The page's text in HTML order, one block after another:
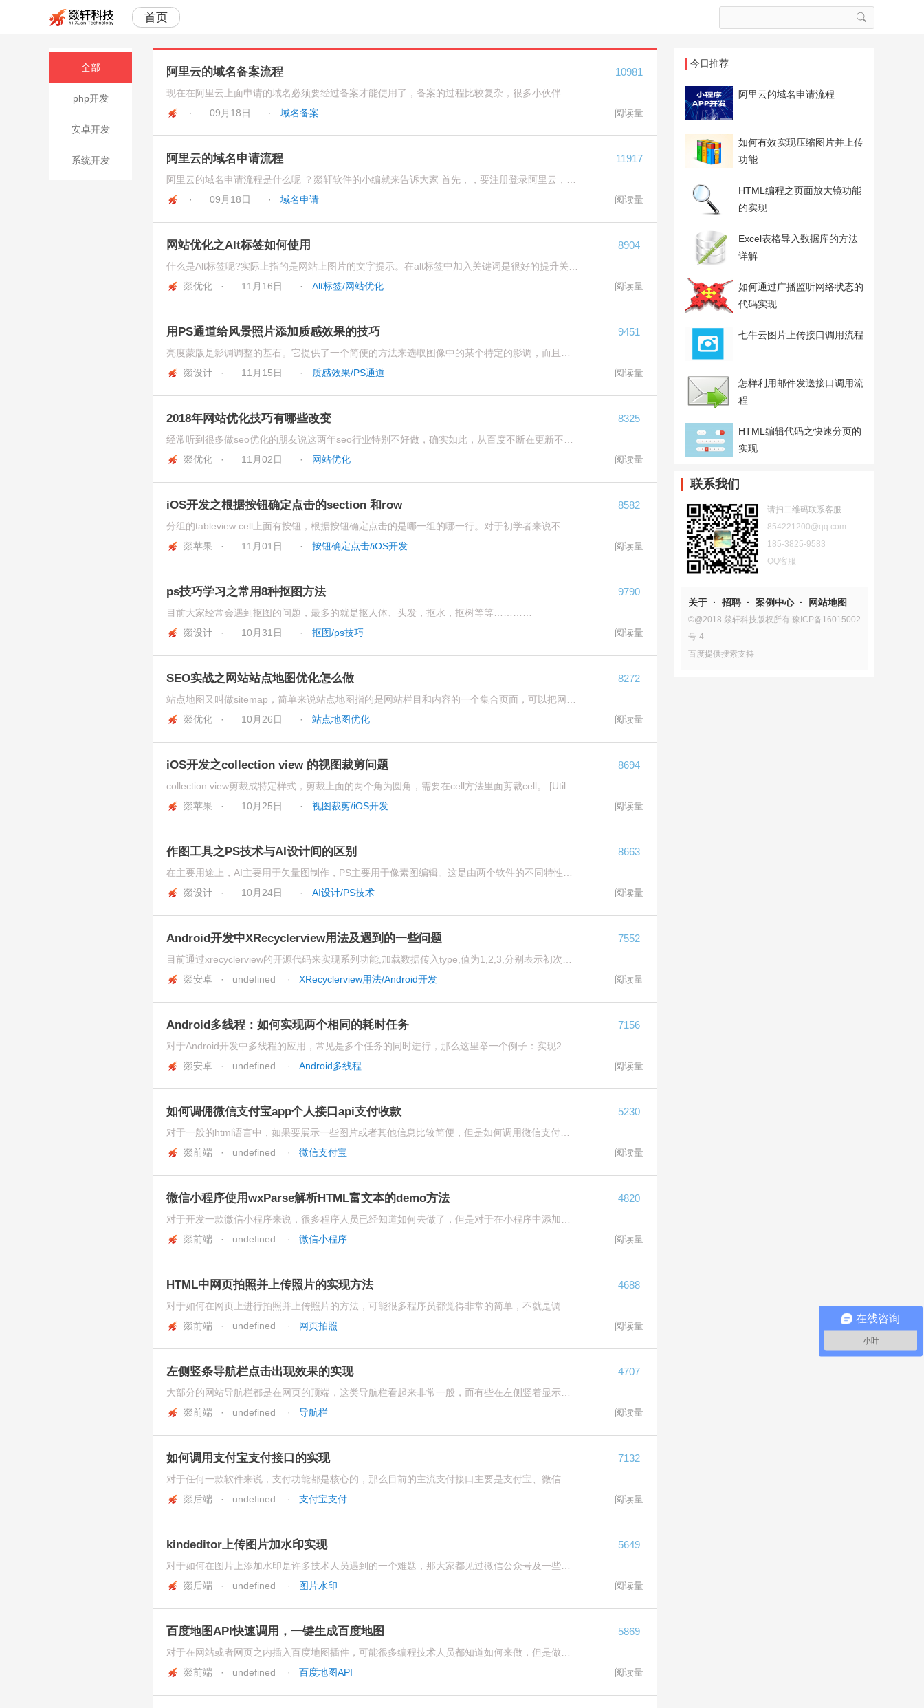
首页
全部
php开发
安卓开发
系统开发
阿里云的域名备案流程
·
09月18日 · 域名备案
10981
阅读量
阿里云的域名申请流程
·
09月18日 · 域名申请
11917
阅读量
网站优化之Alt标签如何使用
燚优化 ·
11月16日 · Alt标签/网站优化
8904
阅读量
用PS通道给风景照片添加质感效果的技巧
燚设计 ·
11月15日 · 质感效果/PS通道
9451
阅读量
2018年网站优化技巧有哪些改变
燚优化 ·
11月02日 · 网站优化
8325
阅读量
iOS开发之根据按钮确定点击的section 和row
燚苹果 ·
11月01日 · 按钮确定点击/iOS开发
8582
阅读量
ps技巧学习之常用8种抠图方法
目前大家经常会遇到抠图的问题，最多的就是抠人体、头发，抠水，抠树等等…………
燚设计 ·
10月31日 · 抠图/ps技巧
9790
阅读量
SEO实战之网站站点地图优化怎么做
燚优化 ·
10月26日 · 站点地图优化
8272
阅读量
iOS开发之collection view 的视图裁剪问题
燚苹果 ·
10月25日 · 视图裁剪/iOS开发
8694
阅读量
作图工具之PS技术与AI设计间的区别
燚设计 ·
10月24日 · AI设计/PS技术
8663
阅读量
Android开发中XRecyclerview用法及遇到的一些问题
燚安卓 · undefined
· XRecyclerview用法/Android开发
7552
阅读量
Android多线程：如何实现两个相同的耗时任务
燚安卓 · undefined
· Android多线程
7156
阅读量
如何调佣微信支付宝app个人接口api支付收款
燚前端 · undefined
· 微信支付宝
5230
阅读量
微信小程序使用wxParse解析HTML富文本的demo方法
燚前端 · undefined
· 微信小程序
4820
阅读量
HTML中网页拍照并上传照片的实现方法
燚前端 · undefined
· 网页拍照
4688
阅读量
左侧竖条导航栏点击出现效果的实现
燚前端 · undefined
· 导航栏
4707
阅读量
如何调用支付宝支付接口的实现
燚后端 · undefined
· 支付宝支付
7132
阅读量
kindeditor上传图片加水印实现
燚后端 · undefined
· 图片水印
5649
阅读量
百度地图API快速调用，一键生成百度地图
燚前端 · undefined
· 百度地图API
5869
阅读量
今日推荐
阿里云的域名申请流程
如何有效实现压缩图片并上传
功能
HTML编程之页面放大镜功能
的实现
Excel表格导入数据库的方法
详解
如何通过广播监听网络状态的
代码实现
七牛云图片上传接口调用流程
怎样利用邮件发送接口调用流
程
HTML编辑代码之快速分页的
实现
联系我们
请扫二维码联系客服
854221200@qq.com
185-3825-9583
QQ客服
关于 · 招聘 · 案例中心 · 网站地图
©@2018 燚轩科技版权所有 豫ICP备16015002
号-4
百度提供搜索支持
在线咨询
小叶